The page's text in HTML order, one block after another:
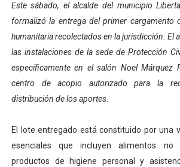
Este sábado, el alcalde del municipio
formalizó la entrega del primer cargamento
humanitaria recolectados en la jurisdicción. El
las instalaciones de la sede de Protección
específicamente en el salón Noel Márquez
centro de acopio autorizado para la
distribución de los aportes.
El lote entregado está constituido por una
esenciales que incluyen alimentos no
productos de higiene personal y